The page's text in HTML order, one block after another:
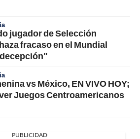
jugador de Selección
fracaso en el Mundial
vs México, EN VIVO HOY;
Juegos Centroamericanos
PUBLICIDAD